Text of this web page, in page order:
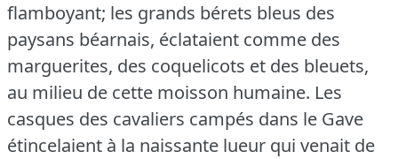
flamboyant; les grands bérets bleus des
paysans béarnais, éclataient comme des
marguerites, des coquelicots et des bleuets,
au milieu de cette moisson humaine. Les
casques des cavaliers campés dans le Gave
étincelaient à la naissante lueur qui venait de